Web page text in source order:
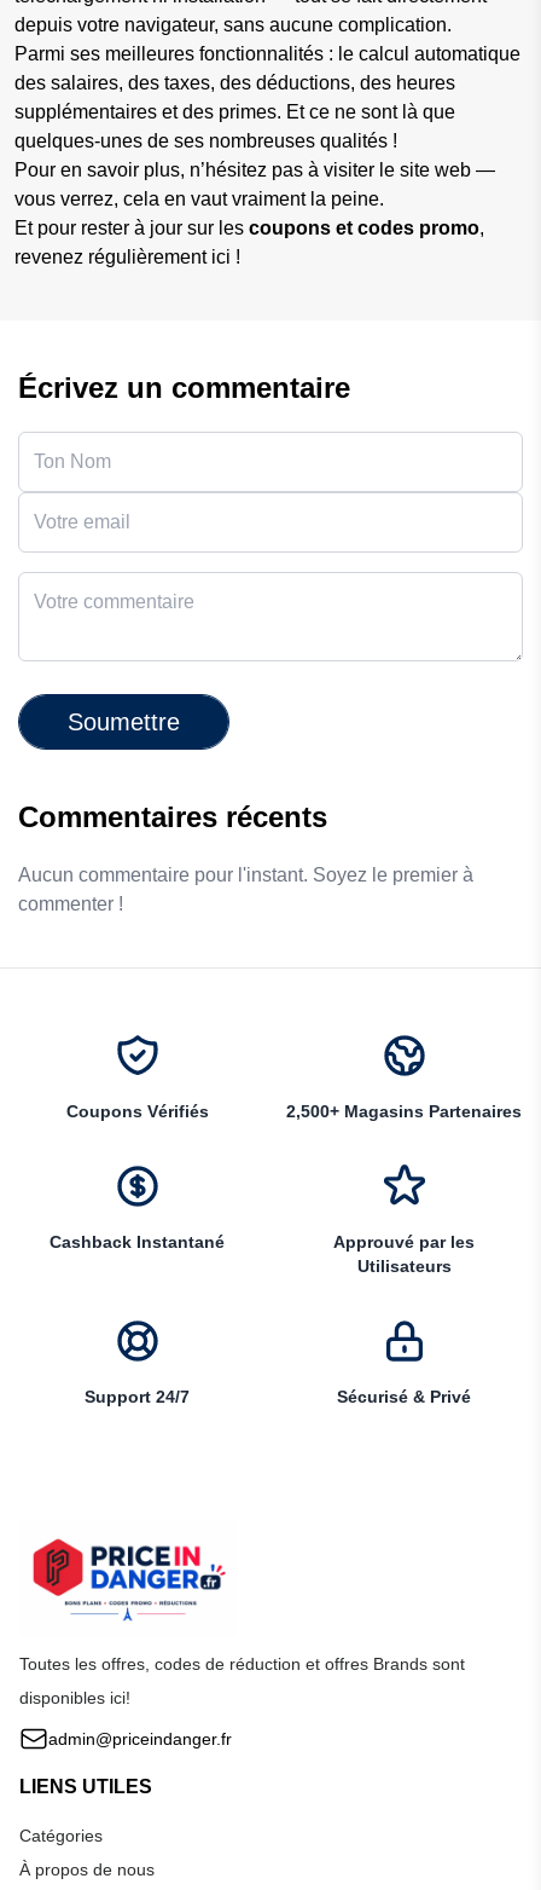
depuis votre navigateur, sans aucune complication.
Parmi ses meilleures fonctionnalités : le calcul automatique
des salaires, des taxes, des déductions, des heures
supplémentaires et des primes. Et ce ne sont là que
quelques-unes de ses nombreuses qualités !
Pour en savoir plus, n’hésitez pas à visiter le site web —
vous verrez, cela en vaut vraiment la peine.
Et pour rester à jour sur les coupons et codes promo,
revenez régulièrement ici !
Écrivez un commentaire
Soumettre
Commentaires récents
Aucun commentaire pour l'instant. Soyez le premier à
commenter !
Coupons Vérifiés 2,500+ Magasins Partenaires
Cashback Instantané
Approuvé par les
Utilisateurs
Support 24/7 Sécurisé & Privé
Toutes les offres, codes de réduction et offres Brands sont
disponibles ici!
admin@priceindanger.fr
LIENS UTILES
Catégories
À propos de nous